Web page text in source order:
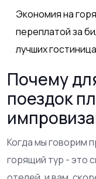
Экономия на
переплатой за
лучших
Почему
поездок
Когда мы говорим
горящий тур - это